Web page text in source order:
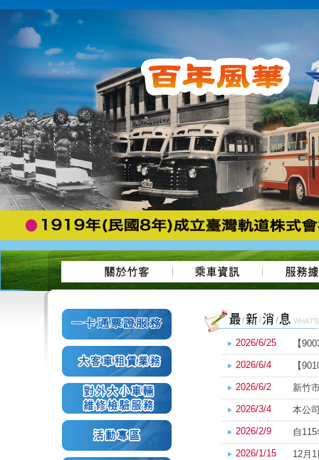
2026/6/25
【
2026/6/4
【
2026/6/2
新竹
2026/3/4
本公
2026/2/9
自
2026/1/15
12月